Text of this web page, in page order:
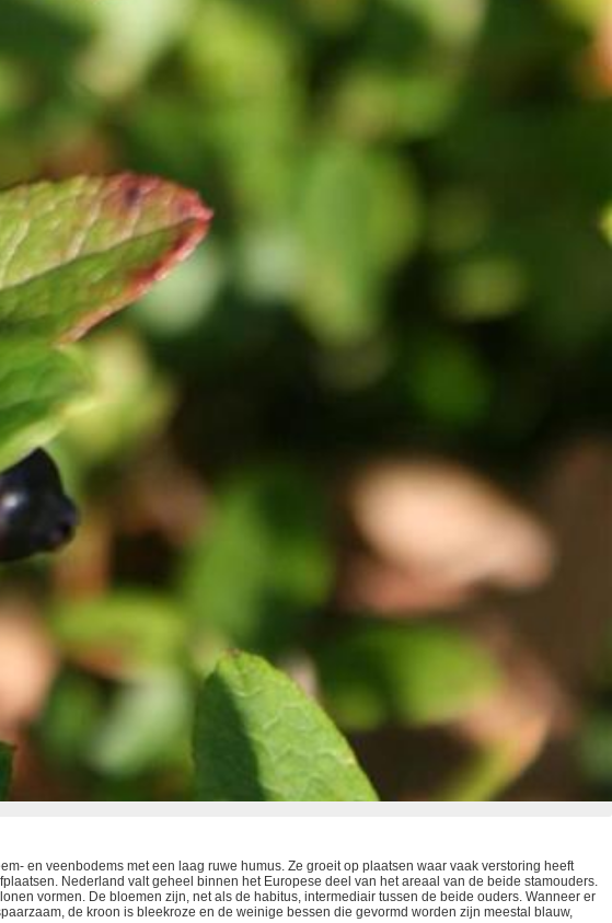
en veenbodems met een laag ruwe humus. Ze groeit op plaatsen waar vaak verstoring heeft
Nederland valt geheel binnen het Europese deel van het areaal van de beide stamouders.
vormen. De bloemen zijn, net als de habitus, intermediair tussen de beide ouders. Wanneer er
de kroon is bleekroze en de weinige bessen die gevormd worden zijn meestal blauw,